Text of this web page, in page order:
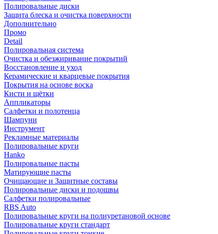
Полировальные диски
Защита блеска и очистка поверхности
Дополнительно
Промо
Detail
Полировальная система
Очистка и обезжиривание покрытий
Восстановление и уход
Керамические и кварцевые покрытия
Покрытия на основе воска
Кисти и щётки
Аппликаторы
Салфетки и полотенца
Шампуни
Инструмент
Рекламные материалы
Полировальные круги
Hanko
Полировальные пасты
Матирующие пасты
Очищающие и Защитные составы
Полировальные диски и подошвы
Салфетки полировальные
RBS Auto
Полировальные круги на полиуретановой основе
Полировальные круги стандарт